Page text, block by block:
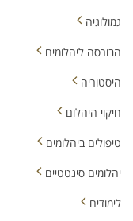
גמולוגיה
הבורסה ליהלומים
היסטוריה
חיקוי היהלום
טיפולים ביהלומים
יהלומים סינטטיים
לימודים